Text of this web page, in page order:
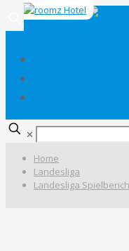
✕
Home
Landesliga
Landesliga